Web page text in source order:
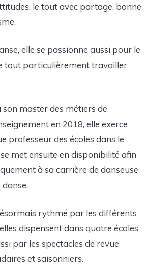
le tout avec partage, bonne
elle se passionne aussi pour le
tout particulièrement travailler
master des métiers de
en 2018, elle exerce
professeur des écoles dans le
met ensuite en disponibilité afin
à sa carrière de danseuse
rythmé par les différents
dispensent dans quatre écoles
par les spectacles de revue
et saisonniers.